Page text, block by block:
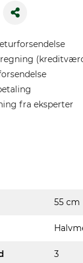
regning
fra eksperter
55 cm
3